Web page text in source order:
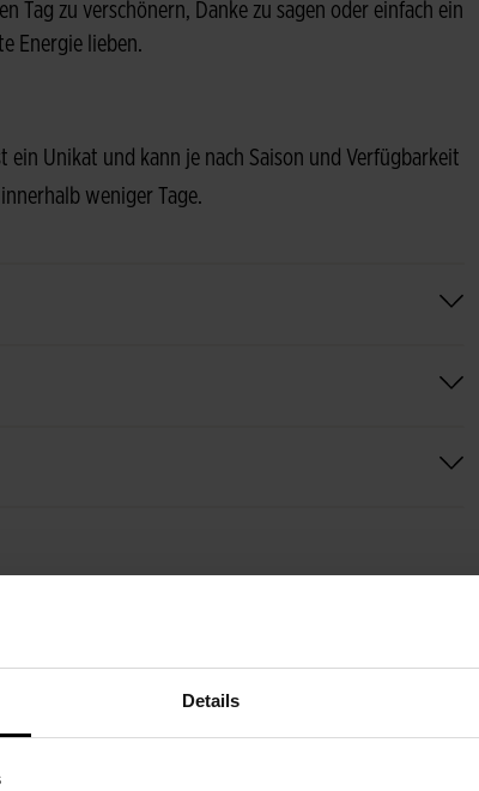
Details
Tag zu verschönern, Danke zu sagen oder einfach ein
Energie lieben.
Unikat und kann je nach Saison und Verfügbarkeit
weniger Tage.
Paketversand